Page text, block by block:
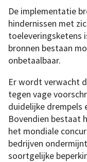
De implementatie
hindernissen met
toeleveringsketens
bronnen bestaan
onbetaalbaar.
Er wordt verwacht
tegen vage
duidelijke drempels
Bovendien bestaat
het mondiale
bedrijven
soortgelijke